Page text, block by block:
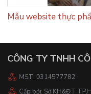
Mẫu website thực
CÔNG TY TNHH
MST: 0314577782
Cấp bởi: Sở KH&ĐT